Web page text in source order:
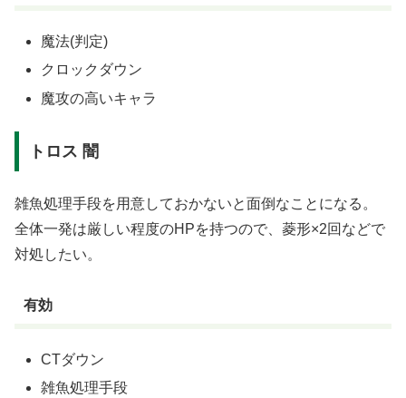
魔法(判定)
クロックダウン
魔攻の高いキャラ
トロス 闇
雑魚処理手段を用意しておかないと面倒なことになる。
全体一発は厳しい程度のHPを持つので、菱形×2回などで
対処したい。
有効
CTダウン
雑魚処理手段